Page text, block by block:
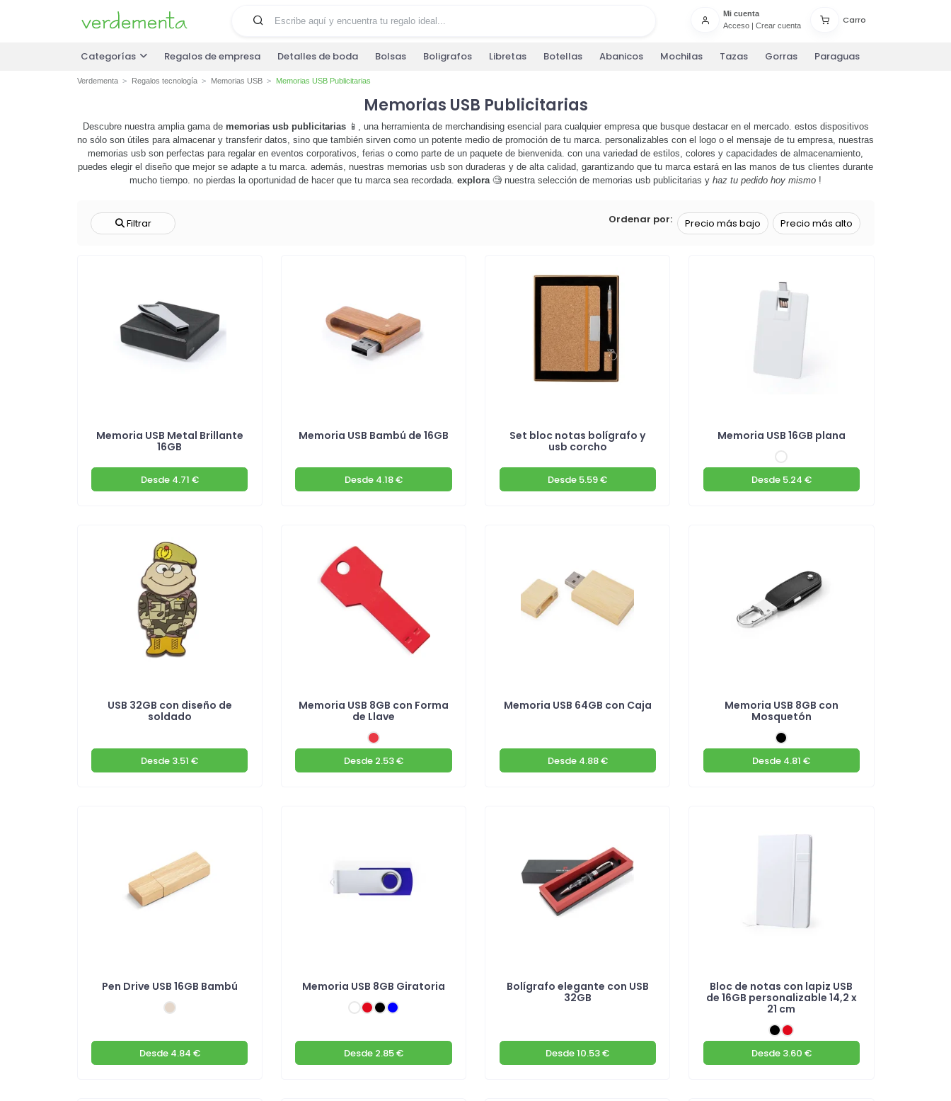
Mi cuenta
Acceso| Crear cuenta
Carro
Categorías Regalos de empresa Detalles de boda Bolsas Boligrafos Libretas Botellas Abanicos Mochilas Tazas Gorras Paraguas
Verdementa Regalos tecnología Memorias USB Memorias USB Publicitarias
Memorias USB Publicitarias
Descubre nuestra amplia gama de memorias usb publicitarias📱, una herramienta de merchandising esencial para cualquier empresa que busque destacar en el mercado. estos dispositivos
no sólo son útiles para almacenar y transferir datos, sino que también sirven como un potente medio de promoción de tu marca. personalizables con el logo o el mensaje de tu empresa, nuestras
memorias usb son perfectas para regalar en eventos corporativos, ferias o como parte de un paquete de bienvenida. con una variedad de estilos, colores y capacidades de almacenamiento,
puedes elegir el diseño que mejor se adapte a tu marca. además, nuestras memorias usb son duraderas y de alta calidad, garantizando que tu marca estará en las manos de tus clientes durante
mucho tiempo. no pierdas la oportunidad de hacer que tu marca sea recordada. explora 🧐 nuestra selección de memorias usb publicitarias y haz tu pedido hoy mismo !
Filtrar Ordenar por: Precio más bajo Precio más alto
Memoria USB Metal Brillante
16GB
Desde4.71 €
Memoria USB Bambú de 16GB
Desde4.18 €
Set bloc notas bolígrafo y
usb corcho
Desde 5.59 €
Memoria USB 16GB plana
Desde5.24 €
USB 32GB con diseño de
soldado
Desde 3.51 €
Memoria USB 8GB con Forma
de Llave
Desde2.53 €
Memoria USB 64GB con Caja
Desde4.88 €
Memoria USB 8GB con
Mosquetón
Desde 4.81 €
Pen Drive USB 16GB Bambú
Desde4.84 €
Memoria USB 8GB Giratoria
Desde2.85 €
Bolígrafo elegante con USB
32GB
Desde10.53 €
Bloc de notas con lapiz USB
de 16GB personalizable 14,2 x
21 cm
Desde3.60 €